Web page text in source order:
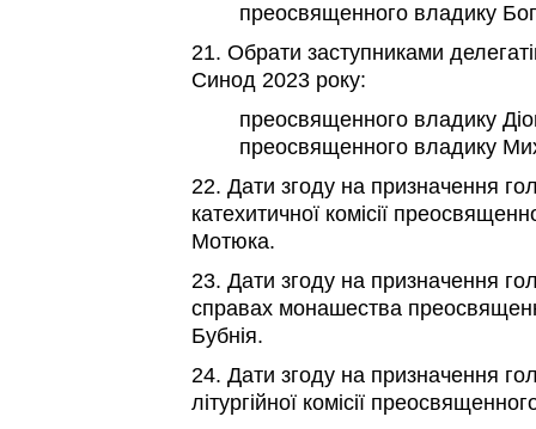
преосвященного владику
21. Обрати заступниками
Синод 2023 року:
преосвященного владику
преосвященного владику
22. Дати згоду на призначення
катехитичної комісії
Мотюка.
23. Дати згоду на призначення
справах монашества
Бубнія.
24. Дати згоду на призначення
літургійної комісії